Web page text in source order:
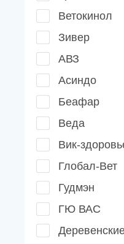
Ветокинол
Зивер
АВЗ
Асиндо
Беафар
Веда
Вик-
Глобал-Вет
Гудмэн
ГЮ ВАС